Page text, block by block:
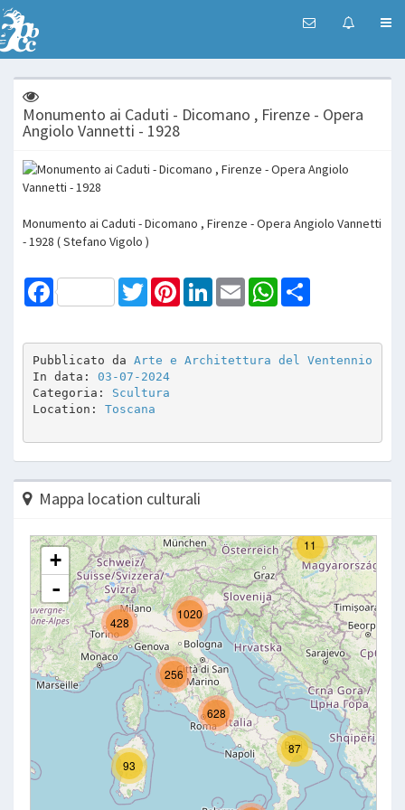
Monumento ai Caduti - Dicomano , Firenze - Opera
Angiolo Vannetti - 1928
Monumento ai Caduti - Dicomano , Firenze - Opera Angiolo Vannetti
- 1928 ( Stefano Vigolo )
Facebook TwitterPinterestLinkedInEmail WhatsApp
Pubblicato da Arte e Architettura del Ventennio
In data: 03-07-2024
Categoria: Scultura
Location: Toscana
Mappa location culturali